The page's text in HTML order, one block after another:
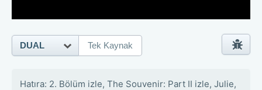
Hatıra: 2. Bölüm izle, The Souvenir: Part II izle, Julie,
DUAL Tek Kaynak